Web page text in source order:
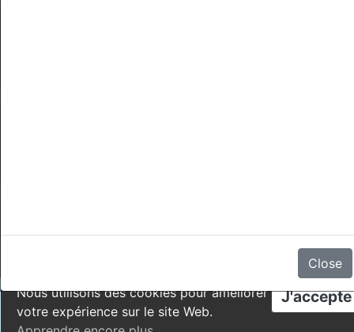
Close
J'accepte
Nous utilisons des cookies pour améliorer
votre expérience sur le site Web.